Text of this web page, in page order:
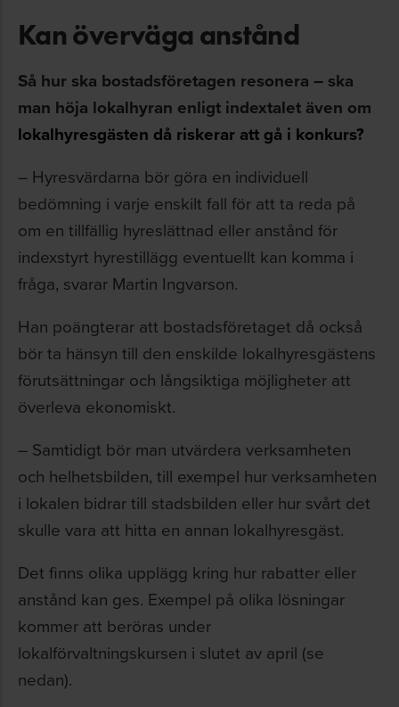
Kan överväga anstånd
Så hur ska bostadsföretagen resonera – ska
man höja lokalhyran enligt indextalet även om
lokalhyresgästen då riskerar att gå i konkurs?
– Hyresvärdarna bör göra en individuell
bedömning i varje enskilt fall för att ta reda på
om en tillfällig hyreslättnad eller anstånd för
indexstyrt hyrestillägg eventuellt kan komma i
fråga, svarar Martin Ingvarson.
Han poängterar att bostadsföretaget då också
bör ta hänsyn till den enskilde lokalhyresgästens
förutsättningar och långsiktiga möjligheter att
överleva ekonomiskt.
– Samtidigt bör man utvärdera verksamheten
och helhetsbilden, till exempel hur verksamheten
i lokalen bidrar till stadsbilden eller hur svårt det
skulle vara att hitta en annan lokalhyresgäst.
Det finns olika upplägg kring hur rabatter eller
anstånd kan ges. Exempel på olika lösningar
kommer att beröras under
lokalförvaltningskursen i slutet av april (se
nedan).